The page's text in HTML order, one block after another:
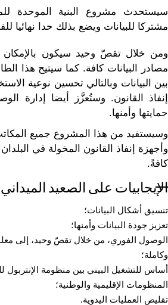
سيستحدث مشروع البنية الموحدة
مشتركا للبيانات ويضع بذلك حدا نهائيا
ومن خلال تقصّ وحيد سيكون
مصادر البيانات كافة. كما سيتيح هذا
بين البيانات وبالتالي تحسين نوعية
إنفاذ القانون. وستُعزَّز أيضا إدارة
حمايتها وأمنها.
وسيستفيد من هذا المشروع جميع
وأجهزة إنفاذ القانون المخولة في
كافةً.
الإيجابيات على الصعيد الميداني
تنسيق أشكال البيانات؛
تعزيز جودة البيانات وأمنها؛
الوصول الفوري، من خلال تقصّ وحيد، إلى
وكاملة؛
أساس للتشغيل البيني بين منظومة الإنتربول
المنظومات الإقليمية والوطنية؛
تقليص العمليات اليدوية.